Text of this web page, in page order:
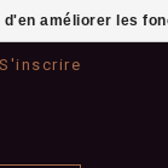
S'inscrire
d'en améliorer les